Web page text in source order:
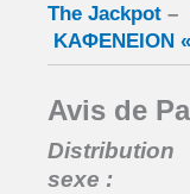
The Jackpot –
ΚΑΦΕΝΕΙΟΝ
Avis de
sexe :